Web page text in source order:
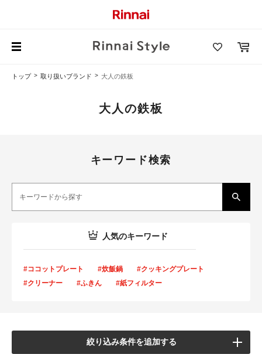
トップ 取り扱いブランド 大人の鉄板
大人の鉄板
キーワード検索
人気のキーワード
#ココットプレート #炊飯鍋
#クッキングプレート
#クリーナー
#ふきん #紙フィルター
絞り込み条件を追加する